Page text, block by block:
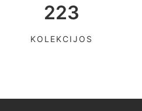
223
KOLEKCIJOS